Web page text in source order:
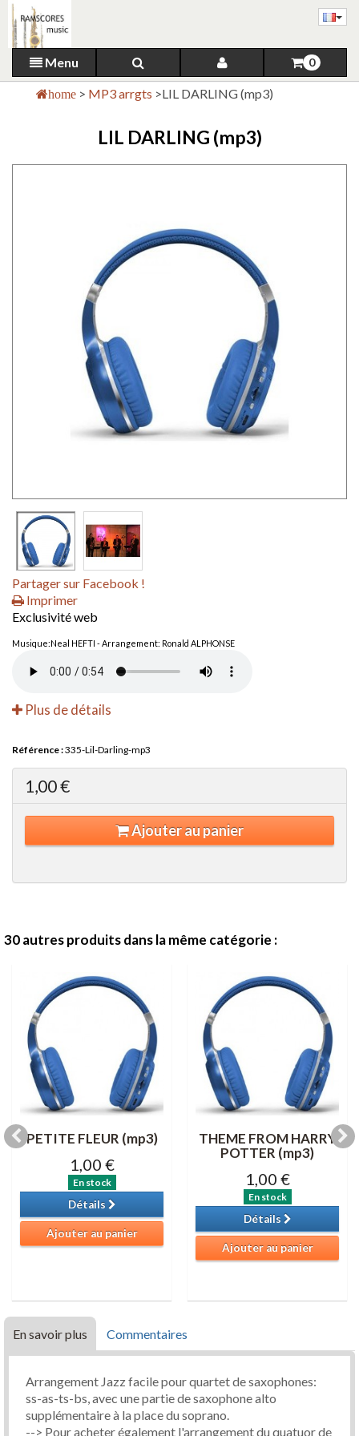
Menu 0
home > MP3 arrgts >LIL DARLING (mp3)
LIL DARLING (mp3)
Partager sur Facebook !
Imprimer
Exclusivité web
Musique:Neal HEFTI - Arrangement: Ronald ALPHONSE
Plus de détails
Référence :335-Lil-Darling-mp3
1,00 €
Ajouter au panier
30 autres produits dans la même catégorie :
PETITE FLEUR (mp3)
1,00 €
En stock
Détails
Ajouter au panier
THEME FROM HARRY
POTTER (mp3)
1,00 €
En stock
Détails
Ajouter au panier
En savoir plus Commentaires
Arrangement Jazz facile pour quartet de saxophones:
ss-as-ts-bs, avec une partie de saxophone alto
supplémentaire à la place du soprano.
--> Pour acheter également l'arrangement du quatuor de